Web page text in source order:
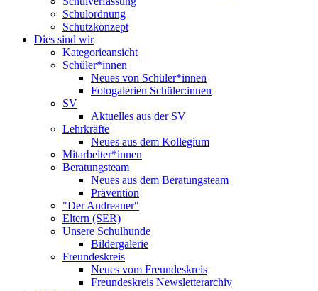
Schulordnung
Schutzkonzept
Dies sind wir
Kategorieansicht
Schüler*innen
Neues von Schüler*innen
Fotogalerien Schüler:innen
SV
Aktuelles aus der SV
Lehrkräfte
Neues aus dem Kollegium
Mitarbeiter*innen
Beratungsteam
Neues aus dem Beratungsteam
Prävention
"Der Andreaner"
Eltern (SER)
Unsere Schulhunde
Bildergalerie
Freundeskreis
Neues vom Freundeskreis
Freundeskreis Newsletterarchiv